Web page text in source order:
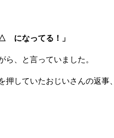
ってる！」
ら、と言っていました。
押していたおじいさんの返事、